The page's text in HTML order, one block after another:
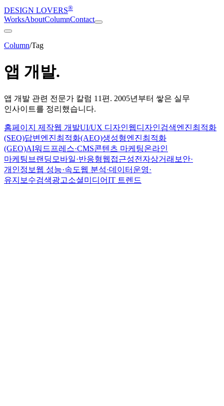
DESIGN LOVERS®
WorksAboutColumnContact
Column/Tag
앱 개발.
앱 개발 관련 전문가 칼럼 11 편. 2005년부터 쌓은 실무
인사이트를 정리했습니다.
홈페이지 제작웹 개발UI/UX 디자인웹디자인검색엔진최적화
(SEO)답변엔진최적화(AEO)생성형엔진최적화
(GEO)AI워드프레스·CMS콘텐츠 마케팅온라인
마케팅 브랜딩 모바일·반응형웹접근성전자상거래 보안·
개인정보 웹 성능·속도웹 분석·데이터 운영·
유지보수검색광고소셜미디어IT 트렌드